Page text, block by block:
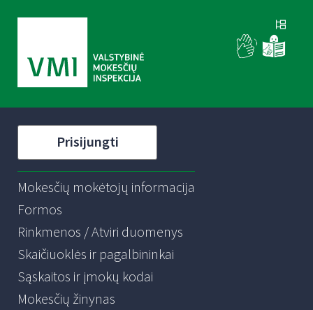
Prisijungti
Mokesčių mokėtojų informacija
Formos
Rinkmenos / Atviri duomenys
Skaičiuoklės ir pagalbininkai
Sąskaitos ir įmokų kodai
Mokesčių žinynas